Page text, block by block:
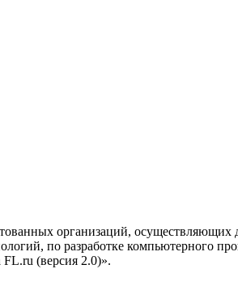
организаций,
по разработке компьютерного
(версия 2.0)».